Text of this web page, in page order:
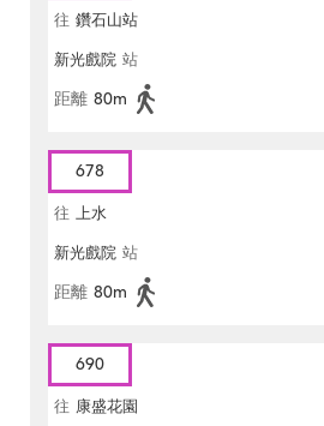
往 鑽石山站
新光戲院 站
距離 80m
678
往 上水
新光戲院 站
距離 80m
690
往 康盛花園